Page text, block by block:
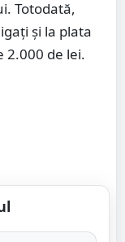
Totodată,
și la plata
2.000 de lei.